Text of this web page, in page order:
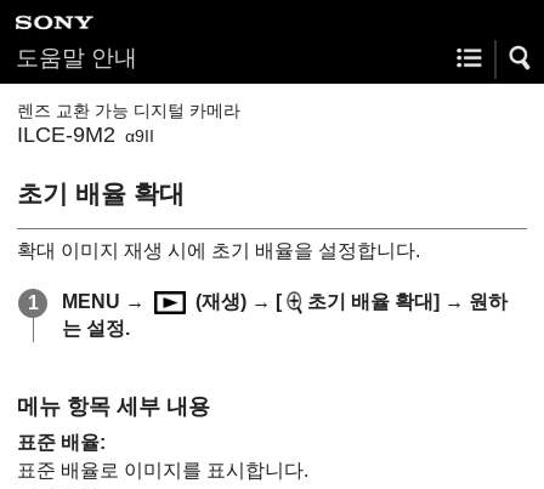
도움말 안내
렌즈 교환 가능 디지털 카메라
ILCE-9M2 α9II
초기 배율 확대
확대 이미지 재생 시에 초기 배율을 설정합니다.
MENU → (재생) → [ 초기 배율 확대] → 원하
는 설정.
메뉴 항목 세부 내용
표준 배율:
표준 배율로 이미지를 표시합니다.